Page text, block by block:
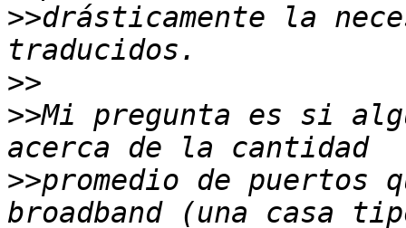
>>drásticamente la
>>
>>Mi pregunta es si
>>promedio de puertos